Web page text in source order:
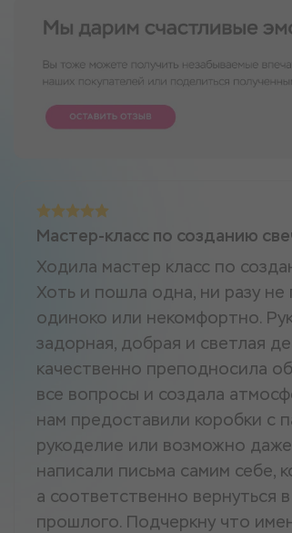
Мастер-класс по созданию
Ходила мастер класс по
Хоть и пошла одна, ни разу не
одиноко или некомфортно.
задорная, добрая и светлая
качественно преподносила
все вопросы и создала
нам предоставили коробки с
рукоделие или возможно
написали письма самим себе,
а соответственно вернуться
прошлого. Подчеркну что